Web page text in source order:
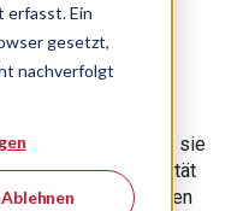
erfasst. Ein
gesetzt,
nachverfolgt
Ablehnen
Mittelstand
mehr
– sie
Effizienz, Qualität
Industrieunternehmen